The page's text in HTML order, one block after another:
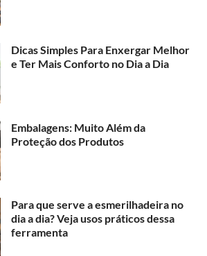
Dicas Simples Para Enxergar Melhor
e Ter Mais Conforto no Dia a Dia
Embalagens: Muito Além da
Proteção dos Produtos
Para que serve a esmerilhadeira no
dia a dia? Veja usos práticos dessa
ferramenta